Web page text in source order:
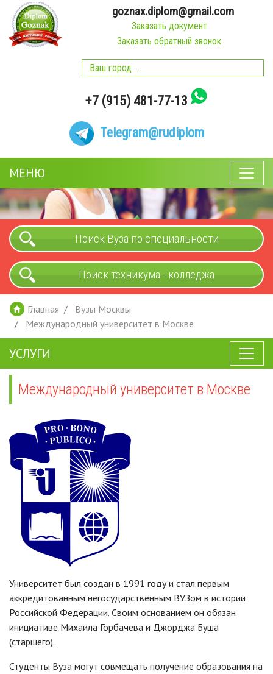
goznax.diplom@gmail.com
Заказать документ
Заказать обратный звонок
+7 (915) 481-77-13
Telegram@rudiplom
МЕНЮ
Поиск Вуза по специальности
Поиск техникума - колледжа
Главная
Вузы Москвы
Международный университет в Москве
УСЛУГИ
Международный университет в Москве
Университет был создан в 1991 году и стал первым
аккредитованным негосударственным ВУЗом в истории
Российской Федерации. Своим основанием он обязан
инициативе Михаила Горбачева и Джорджа Буша
(старшего).
Студенты Вуза могут совмещать получение образования на